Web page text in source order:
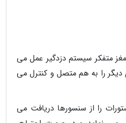
متفکر سیستم دزدگیر عمل می
دیگر را به هم متصل و کنترل می
را از سنسورها دریافت می